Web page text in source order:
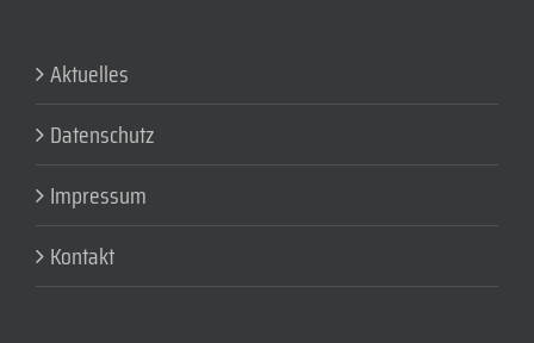
Aktuelles
Datenschutz
Impressum
Kontakt